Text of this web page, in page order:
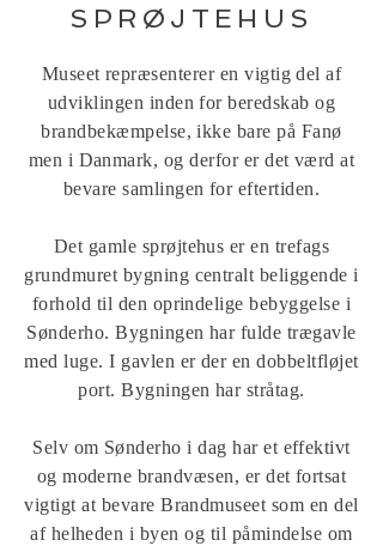
SPRØJTEHUS
Museet repræsenterer en vigtig del af
udviklingen inden for beredskab og
brandbekæmpelse, ikke bare på Fanø
men i Danmark, og derfor er det værd at
bevare samlingen for eftertiden.
Det gamle sprøjtehus er en trefags
grundmuret bygning centralt beliggende i
forhold til den oprindelige bebyggelse i
Sønderho. Bygningen har fulde trægavle
med luge. I gavlen er der en dobbeltfløjet
port. Bygningen har stråtag.
Selv om Sønderho i dag har et effektivt
og moderne brandvæsen, er det fortsat
vigtigt at bevare Brandmuseet som en del
af helheden i byen og til påmindelse om